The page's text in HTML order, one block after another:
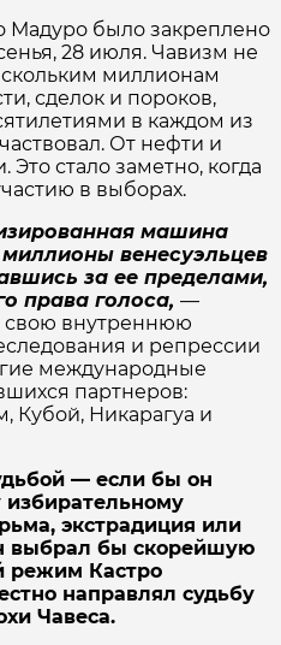
было закреплено
28 июля. Чавизм не
миллионам
сделок и пороков,
в каждом из
От нефти и
Это стало заметно, когда
в выборах.
машина
венесуэльцев
за ее пределами,
права голоса, —
свою внутреннюю
и репрессии
международные
партнеров:
Кубой, Никарагуа и
— если бы он
экстрадиция или
выбрал бы скорейшую
режим Кастро
направлял судьбу
Чавеса.